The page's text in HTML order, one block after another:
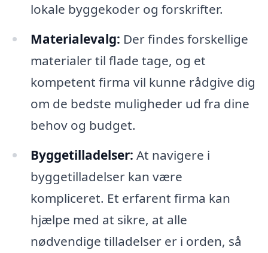
lokale byggekoder og forskrifter.
Materialevalg: Der findes forskellige
materialer til flade tage, og et
kompetent firma vil kunne rådgive dig
om de bedste muligheder ud fra dine
behov og budget.
Byggetilladelser: At navigere i
byggetilladelser kan være
kompliceret. Et erfarent firma kan
hjælpe med at sikre, at alle
nødvendige tilladelser er i orden, så